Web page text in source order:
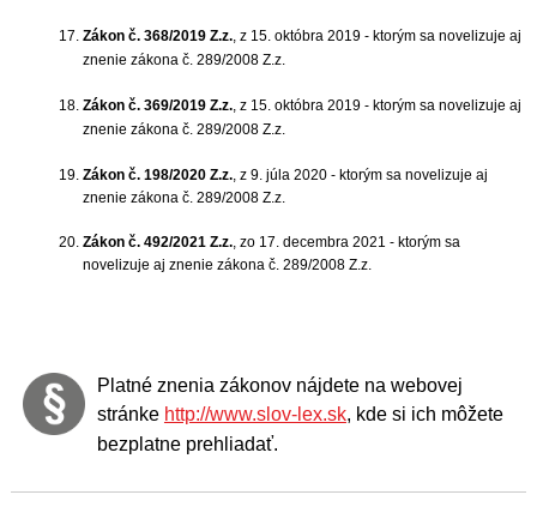
Zákon č. 368/2019 Z.z., z 15. októbra 2019 - ktorým sa novelizuje aj
znenie zákona č. 289/2008 Z.z.
Zákon č. 369/2019 Z.z.,z 15. októbra 2019 - ktorým sa novelizuje aj
znenie zákona č. 289/2008 Z.z.
Zákon č. 198/2020 Z.z.,z 9. júla 2020 - ktorým sa novelizuje aj
znenie zákona č. 289/2008 Z.z.
Zákon č. 492/2021 Z.z.,zo 17. decembra 2021 - ktorým sa
novelizuje aj znenie zákona č. 289/2008 Z.z.
Platné znenia zákonov nájdete na webovej
stránke http://www.slov-lex.sk, kde si ich môžete
bezplatne prehliadať.